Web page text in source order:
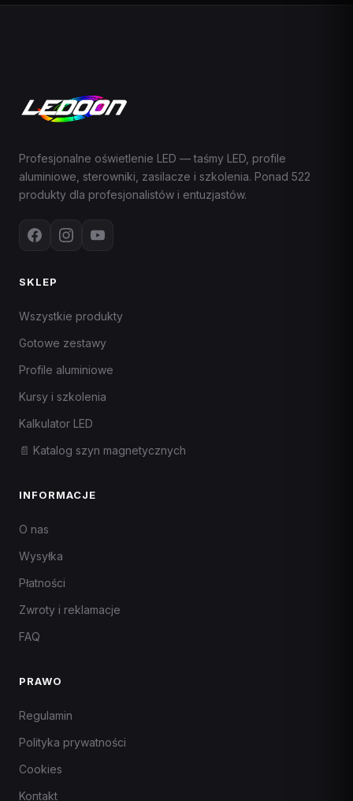
Profesjonalne oświetlenie LED — taśmy LED, profile
aluminiowe, sterowniki, zasilacze i szkolenia. Ponad 522
produkty dla profesjonalistów i entuzjastów.
SKLEP
Wszystkie produkty
Gotowe zestawy
Profile aluminiowe
Kursy i szkolenia
Kalkulator LED
📄 Katalog szyn magnetycznych
INFORMACJE
O nas
Wysyłka
Płatności
Zwroty i reklamacje
FAQ
PRAWO
Regulamin
Polityka prywatności
Cookies
Kontakt